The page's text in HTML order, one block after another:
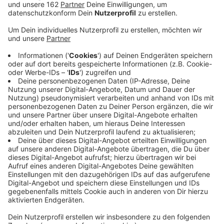
Gestern Abend gibt es einen schweren Unfall an der
Kreuzung Dinslakener Straße und Alte Weseler Straße
in Hünxe. Eine Autofahrerin erfasst einen 77-jährigen
Fußgänger, der die Straße überqueren will,sagt die
Polizei. Rettungskräfte bringen den Mann zuerst ins
Krankenhaus und dann in eine Spezialklinik nach
Düsseldorf.
Anzeige
Die Polizei sperrt die Dinslakener Straße für drei
Stunden, damit die Unfallaufnahme durchgeführt
werden kann. Auch ein Spezialteam aus Essen
unterstützt dabei. Die Ermittlungen zur Unfallursache
Dinslaken unter der Telefonnummer 02064-6220 zu